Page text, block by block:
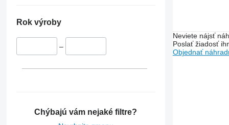
6200
6300
6400
Rok výroby
–
Chýbajú vám nejaké filtre?
Neviete nájsť
Poslať žiadosť
Objednať